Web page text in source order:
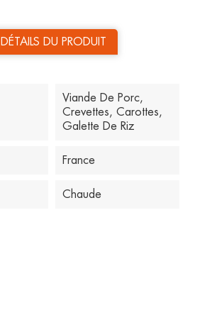
DÉTAILS DU PRODUIT
Viande De Porc,
Crevettes, Carottes,
Galette De Riz
France
Chaude